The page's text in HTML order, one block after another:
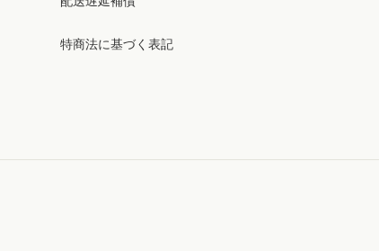
特商法に基づく表記